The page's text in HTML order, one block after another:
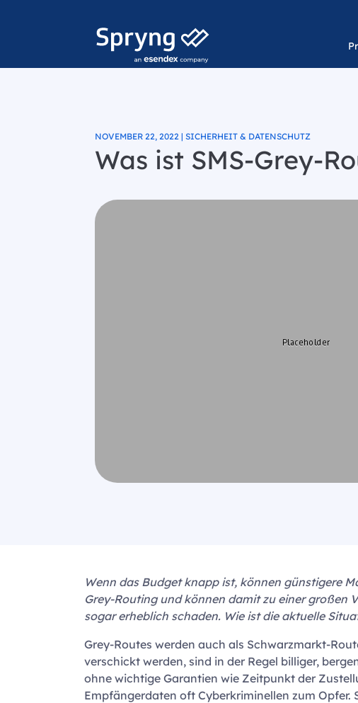
NOVEMBER 22, 2022 | SICHERHEIT & DATENSCHUTZ
Was ist SMS-Grey-
Wenn das Budget knapp ist, können günstigere
Grey-Routing und können damit zu einer großen
sogar erheblich schaden. Wie ist die aktuelle
Grey-Routes werden auch als Schwarzmarkt-
verschickt werden, sind in der Regel billiger,
ohne wichtige Garantien wie Zeitpunkt der
Empfängerdaten oft Cyberkriminellen zum Opfer.